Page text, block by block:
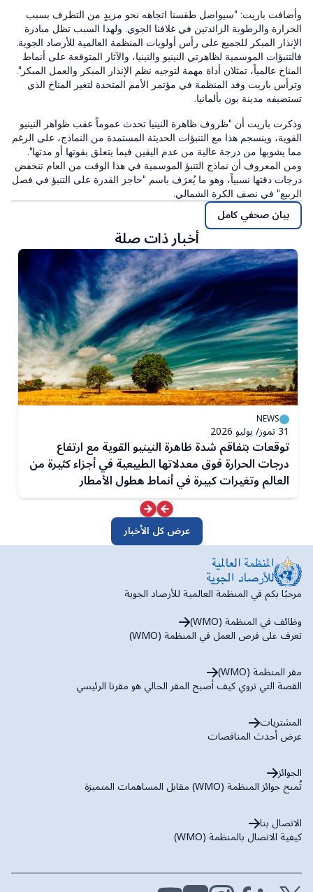
وأضافت باريت: "سيواصل طقسنا اتجاهه نحو مزيدٍ من التطرف بسبب
الحرارة والرطوبة الزائدتين في غلافنا الجوي. ولهذا السبب تظل مبادرة
الإنذار المبكر للجميع على رأس أولويات المنظمة العالمية للأرصاد الجوية.
فالتنبؤات الموسمية لظاهرتي النينيو والنينيا، والآثار المتوقعة على أنماط
المناخ عالمياً، تمثلان أداة مهمة لتوجيه نظم الإنذار المبكر والعمل المبكر".
وترأس باريت وفد المنظمة في مؤتمر الأمم المتحدة لتغير المناخ الذي
تستضيفه مدينة بون بألمانيا.
وذكرت باريت أن "ظروف ظاهرة النينيا تحدث عموماً عقب ظواهر النينيو
القوية، وينسجم هذا مع التنبؤات الحديثة المستمدة من النماذج، على الرغم
مما يشوبها من درجة عالية من عدم اليقين فيما يتعلق بقوتها أو مدتها".
ومن المعروف أن نماذج التنبؤ الموسمية في هذا الوقت من العام تنخفض
درجات دقتها نسبياً، وهو ما يُعرَف باسم "حاجز القدرة على التنبؤ في فصل
الربيع" في نصف الكرة الشمالي.
بيان صحفي كامل
أخبار ذات صلة
NEWS
31 تموز/ يوليو 2026
توقعات بتفاقم شدة ظاهرة النينيو القوية مع ارتفاع
درجات الحرارة فوق معدلاتها الطبيعية في أجزاء كثيرة من
العالم وتغيرات كبيرة في أنماط هطول الأمطار
عرض كل الأخبار
مرحبًا بكم في المنظمة العالمية للأرصاد الجوية
وظائف في المنظمة (WMO)
تعرف على فرص العمل في المنظمة (WMO)
مقر المنظمة (WMO)
القصة التي تروي كيف أصبح المقر الحالي هو مقرنا الرئيسي
المشتريات
عرض أحدث المناقصات
الجوائز
تُمنح جوائز المنظمة (WMO) مقابل المساهمات المتميزة
الاتصال بنا
كيفية الاتصال بالمنظمة (WMO)